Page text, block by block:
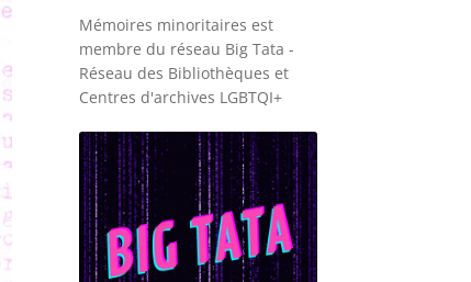
Mémoires minoritaires est
membre du réseau Big Tata -
Réseau des Bibliothèques et
Centres d'archives LGBTQI+